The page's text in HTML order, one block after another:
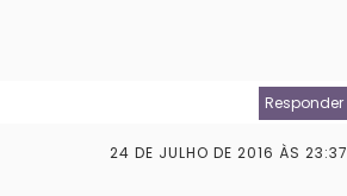
Responder
24 DE JULHO DE 2016 ÀS 23:37